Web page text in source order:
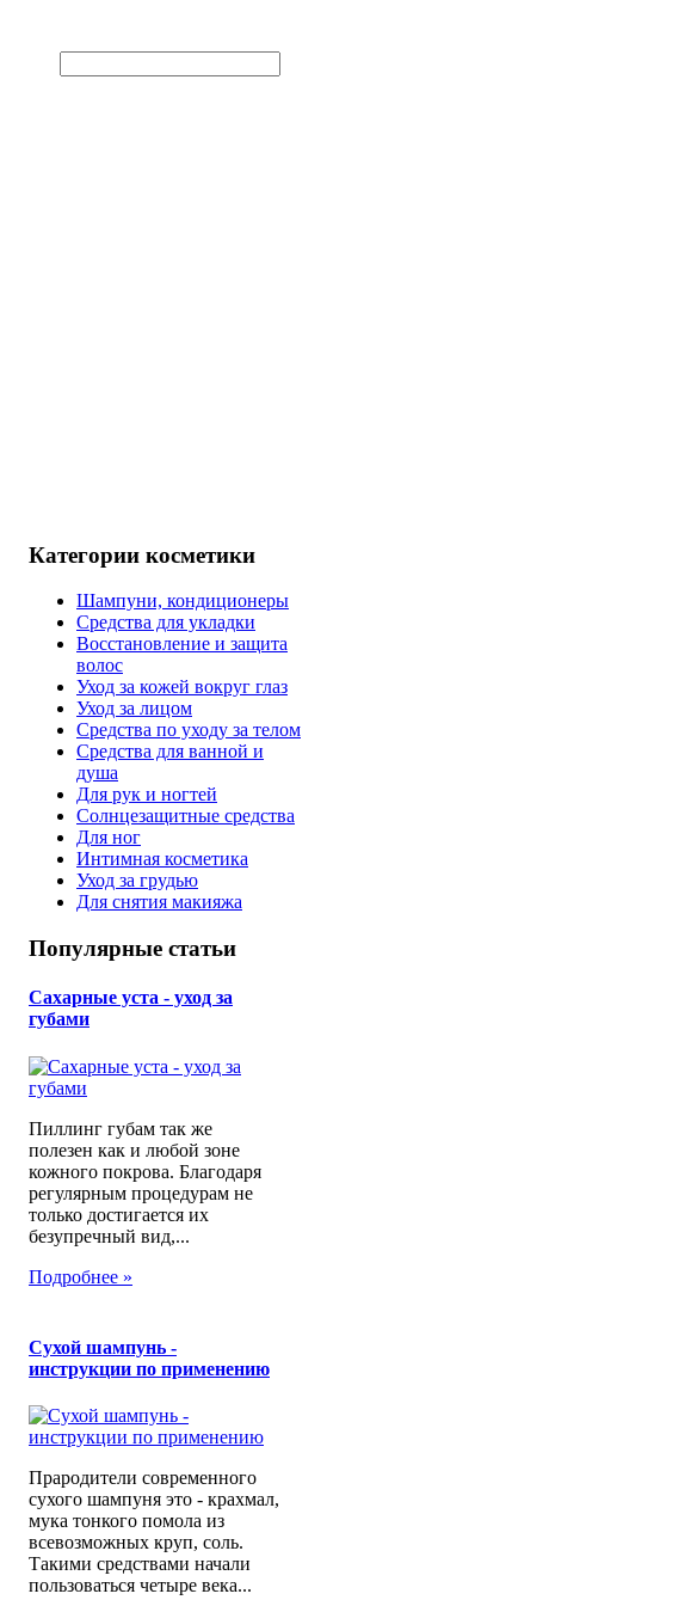
Категории косметики
Шампуни, кондиционеры
Средства для укладки
Восстановление и защита
волос
Уход за кожей вокруг глаз
Уход за лицом
Средства по уходу за телом
Средства для ванной и
душа
Для рук и ногтей
Солнцезащитные средства
Для ног
Интимная косметика
Уход за грудью
Для снятия макияжа
Популярные статьи
Сахарные уста - уход за
губами
Пиллинг губам так же
полезен как и любой зоне
кожного покрова. Благодаря
регулярным процедурам не
только достигается их
безупречный вид,...
Подробнее »
Сухой шампунь -
инструкции по применению
Прародители современного
сухого шампуня это - крахмал,
мука тонкого помола из
всевозможных круп, соль.
Такими средствами начали
пользоваться четыре века...